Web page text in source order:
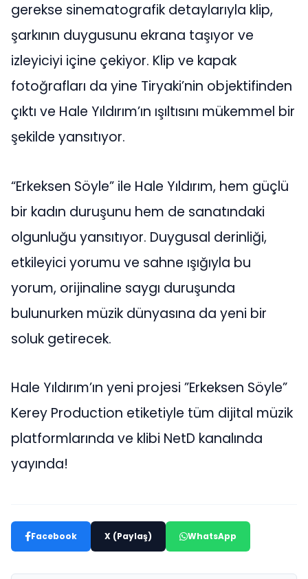
gerekse sinematografik detaylarıyla klip,
şarkının duygusunu ekrana taşıyor ve
izleyiciyi içine çekiyor. Klip ve kapak
fotoğrafları da yine Tiryaki’nin objektifinden
çıktı ve Hale Yıldırım’ın ışıltısını mükemmel bir
şekilde yansıtıyor.
“Erkeksen Söyle” ile Hale Yıldırım, hem güçlü
bir kadın duruşunu hem de sanatındaki
olgunluğu yansıtıyor. Duygusal derinliği,
etkileyici yorumu ve sahne ışığıyla bu
yorum, orijinaline saygı duruşunda
bulunurken müzik dünyasına da yeni bir
soluk getirecek.
Hale Yıldırım’ın yeni projesi ”Erkeksen Söyle”
Kerey Production etiketiyle tüm dijital müzik
platformlarında ve klibi NetD kanalında
yayında!
Facebook X (Paylaş) WhatsApp